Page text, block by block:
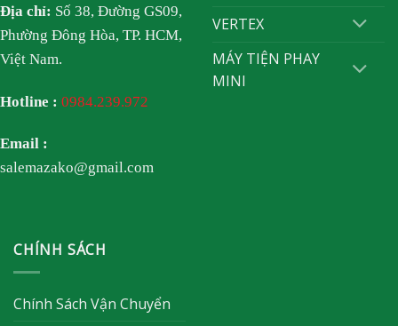
Địa chỉ: Số 38, Đường GS09,
Phường Đông Hòa, TP. HCM,
Việt Nam.
Hotline : 0984.239.972
Email :
salemazako@gmail.com
VERTEX
MÁY TIỆN PHAY
MINI
CHÍNH SÁCH
Chính Sách Vận Chuyển